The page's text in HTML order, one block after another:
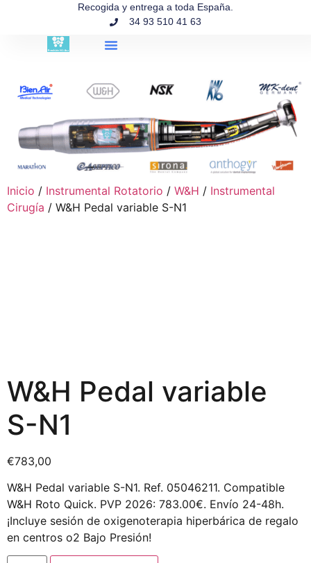
Recogida y entrega a toda España.
34 93 510 41 63
Inicio / Instrumental Rotatorio / W&H / Instrumental
Cirugía / W&H Pedal variable S-N1
W&H Pedal variable
S-N1
€783,00
W&H Pedal variable S-N1. Ref. 05046211. Compatible
W&H Roto Quick. PVP 2026: 783.00€. Envío 24-48h.
¡Incluye sesión de oxigenoterapia hiperbárica de regalo
en centros o2 Bajo Presión!